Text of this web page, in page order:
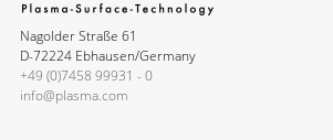
Nagolder Straße 61
D-72224 Ebhausen/Germany
+49 (0)7458 99931 - 0
info@plasma.com